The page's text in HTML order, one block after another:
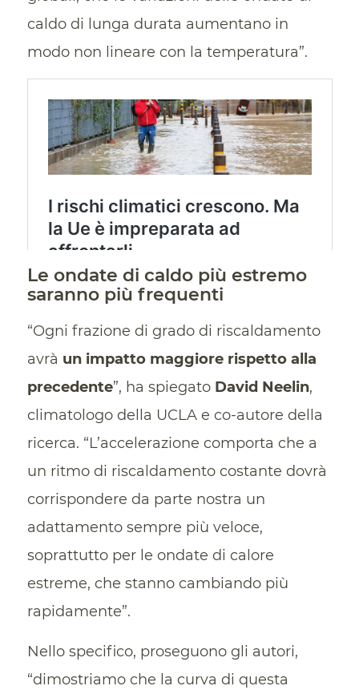
caldo di lunga durata aumentano in
modo non lineare con la temperatura”.
Le ondate di caldo più estremo
saranno più frequenti
“Ogni frazione di grado di riscaldamento
avrà un impatto maggiore rispetto alla
precedente”, ha spiegato David Neelin,
climatologo della UCLA e co-autore della
ricerca. “L’accelerazione comporta che a
un ritmo di riscaldamento costante dovrà
corrispondere da parte nostra un
adattamento sempre più veloce,
soprattutto per le ondate di calore
estreme, che stanno cambiando più
rapidamente”.
Nello specifico, proseguono gli autori,
“dimostriamo che la curva di questa